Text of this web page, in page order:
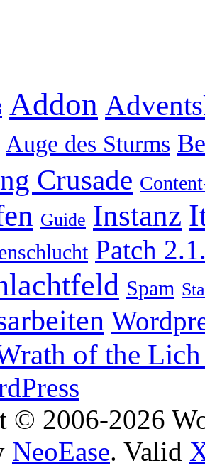
Addon
Auge des Sturms
Crusade
Guide Instanz
Patch
Spam
of the
© 2006-2026
NeoEase. Valid